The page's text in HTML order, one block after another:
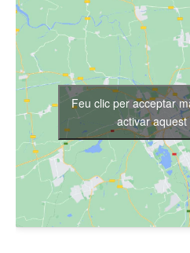
Feu clic per acceptar
activar